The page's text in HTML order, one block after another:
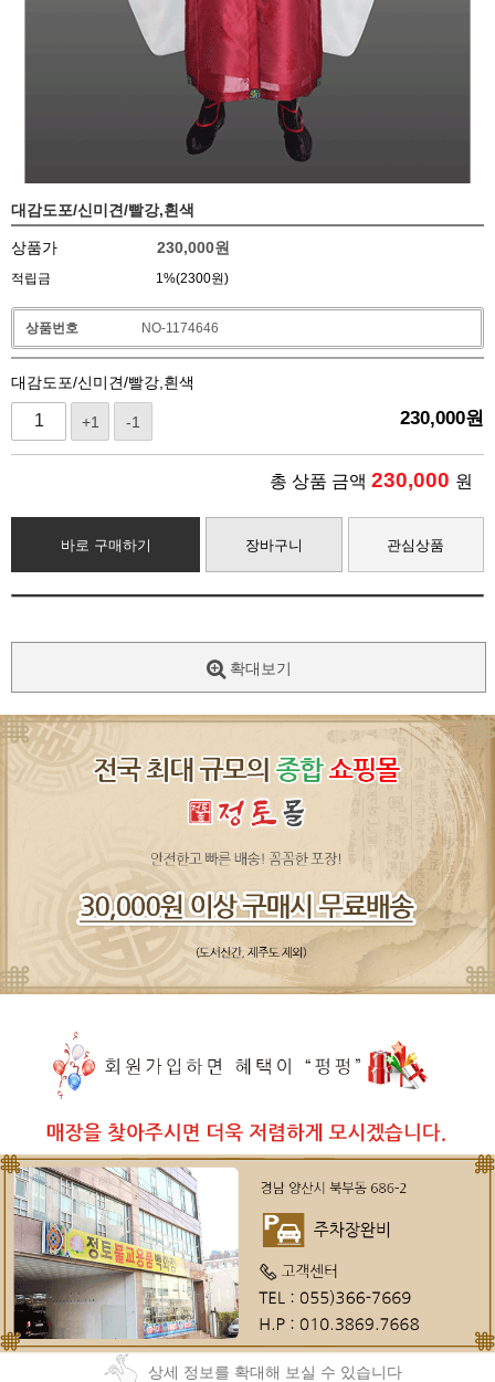
대감도포/신미견/빨강,흰색
상품가 230,000원
적립금 1%(2300원)
상품번호 NO-1174646
대감도포/신미견/빨강,흰색
+1 -1 230,000원
총 상품 금액 230,000 원
바로 구매하기 장바구니 관심상품
확대보기
상세 정보를 확대해 보실 수 있습니다